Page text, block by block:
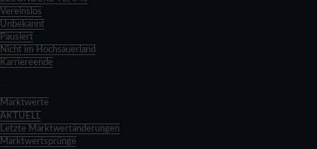
Vereinslos
Unbekannt
Pausiert
Nicht im Hochsauerland
Karriereende
Marktwerte
AKTUELL
Letzte Marktwertänderungen
Marktwertsprünge